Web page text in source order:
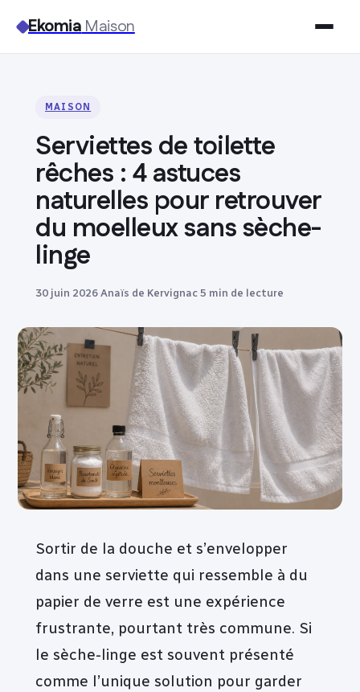
EkomiaMaison
Jardinage
Immobilier
Déco
MAISON
Serviettes de toilette
rêches : 4 astuces
naturelles pour retrouver
du moelleux sans sèche-
linge
30 juin 2026Anaïs de Kervignac5 min de lecture
Sortir de la douche et s’envelopper
dans une serviette qui ressemble à du
papier de verre est une expérience
frustrante, pourtant très commune. Si
le sèche-linge est souvent présenté
comme l’unique solution pour garder